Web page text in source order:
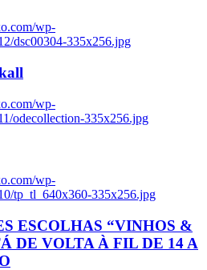
wp-
dsc00304-335x256.jpg
wp-
odecollection-335x256.jpg
wp-
tp_tl_640x360-335x256.jpg
ESCOLHAS “VINHOS &
DE VOLTA À FIL DE 14 A